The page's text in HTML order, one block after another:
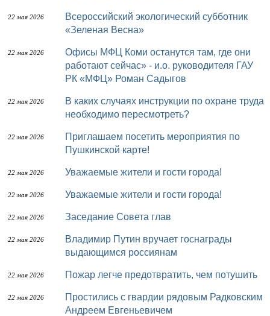
22 мая 2026
Всероссийский экологический субботник
«Зеленая Весна»
22 мая 2026
Офисы МФЦ Коми останутся там, где они
работают сейчас» - и.о. руководителя ГАУ
РК «МФЦ» Роман Садыгов
22 мая 2026
В каких случаях инструкции по охране труда
необходимо пересмотреть?
22 мая 2026
Приглашаем посетить мероприятия по
Пушкинской карте!
22 мая 2026 Уважаемые жители и гости города!
22 мая 2026 Уважаемые жители и гости города!
22 мая 2026 Заседание Совета глав
22 мая 2026
Владимир Путин вручает госнаграды
выдающимся россиянам
22 мая 2026 Пожар легче предотвратить, чем потушить
22 мая 2026
Простились с гвардии рядовым Радковским
Андреем Евгеньевичем